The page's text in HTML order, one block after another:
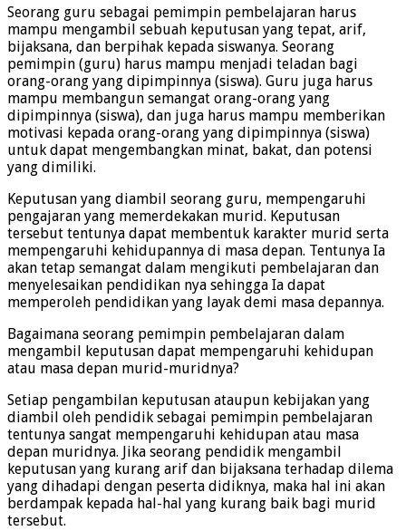
Seorang guru sebagai pemimpin pembelajaran harus
mampu mengambil sebuah keputusan yang tepat, arif,
bijaksana, dan berpihak kepada siswanya. Seorang
pemimpin (guru) harus mampu menjadi teladan bagi
orang-orang yang dipimpinnya (siswa). Guru juga harus
mampu membangun semangat orang-orang yang
dipimpinnya (siswa), dan juga harus mampu memberikan
motivasi kepada orang-orang yang dipimpinnya (siswa)
untuk dapat mengembangkan minat, bakat, dan potensi
yang dimiliki.
Keputusan yang diambil seorang guru, mempengaruhi
pengajaran yang memerdekakan murid. Keputusan
tersebut tentunya dapat membentuk karakter murid serta
mempengaruhi kehidupannya di masa depan. Tentunya Ia
akan tetap semangat dalam mengikuti pembelajaran dan
menyelesaikan pendidikan nya sehingga Ia dapat
memperoleh pendidikan yang layak demi masa depannya.
Bagaimana seorang pemimpin pembelajaran dalam
mengambil keputusan dapat mempengaruhi kehidupan
atau masa depan murid-muridnya?
Setiap pengambilan keputusan ataupun kebijakan yang
diambil oleh pendidik sebagai pemimpin pembelajaran
tentunya sangat mempengaruhi kehidupan atau masa
depan muridnya. Jika seorang pendidik mengambil
keputusan yang kurang arif dan bijaksana terhadap dilema
yang dihadapi dengan peserta didiknya, maka hal ini akan
berdampak kepada hal-hal yang kurang baik bagi murid
tersebut.